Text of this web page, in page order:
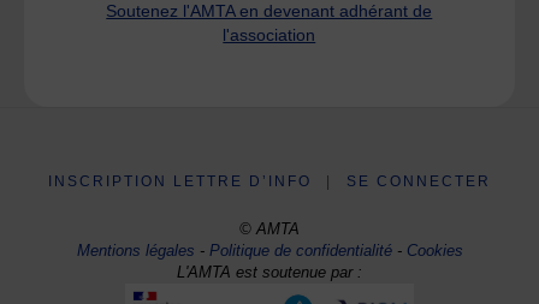
Soutenez l'AMTA en devenant adhérant de
l'association
INSCRIPTION LETTRE D’INFO SE CONNECTER
© AMTA
Mentions légales -Politique de confidentialité- Cookies
L'AMTA est soutenue par :